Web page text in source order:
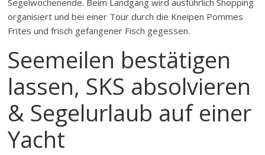
Segelwochenende. Beim Landgang wird ausführlich Shopping
organisiert und bei einer Tour durch die Kneipen Pommes
Frites und frisch gefangener Fisch gegessen.
Seemeilen bestätigen
lassen, SKS absolvieren
& Segelurlaub auf einer
Yacht